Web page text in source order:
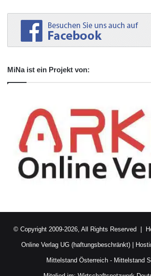
MiNa ist ein Projekt von:
© Copyright 2009-2026, All Rights Reserved |
Online Verlag UG (haftungsbeschränkt)|
Mittelstand Österreich- Mittelstand